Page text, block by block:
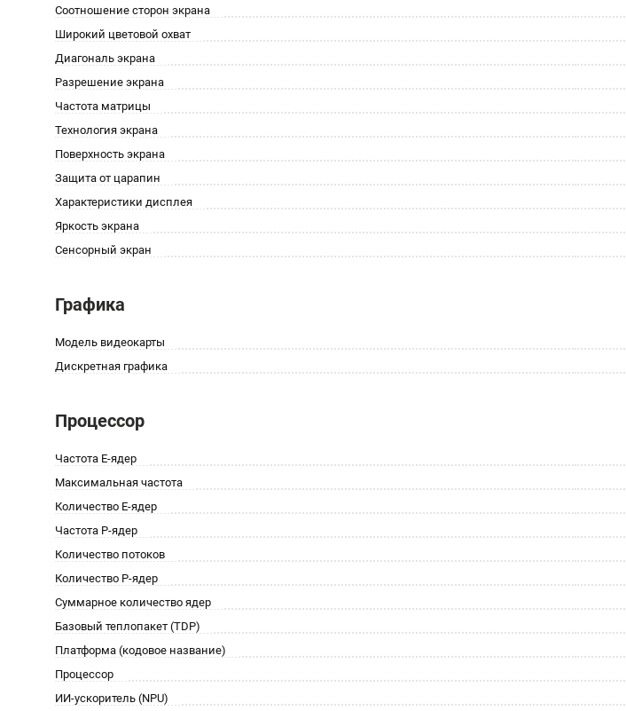
Соотношение сторон экрана
Широкий цветовой охват
Диагональ экрана
Разрешение экрана
Частота матрицы
Технология экрана
Поверхность экрана
Защита от царапин
Характеристики дисплея
Яркость экрана
Сенсорный экран
Графика
Модель видеокарты
Дискретная графика
Процессор
Частота E-ядер
Максимальная частота
Количество E-ядер
Частота P-ядер
Количество потоков
Количество P-ядер
Суммарное количество ядер
Базовый теплопакет (TDP)
Платформа (кодовое название)
Процессор
ИИ-ускоритель (NPU)